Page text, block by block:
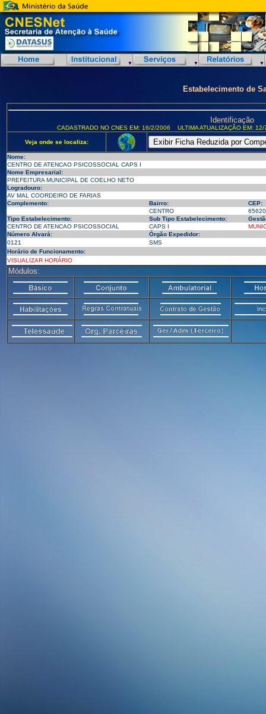
Estabelecimento de
Identificação
CADASTRADO NO CNES EM: 16/2/2006 ULTIMA ATUALIZAÇÃO EM:
Veja onde se localiza:
Nome:
CENTRO DE ATENCAO PSICOSSOCIAL CAPS I
Nome Empresarial:
PREFEITURA MUNICIPAL DE COELHO NETO
Logradouro:
AV MAL COORDEIRO DE FARIAS
Complemento:
Bairro:
CEP:
CENTRO
Tipo Estabelecimento:
Sub Tipo Estabelecimento:
CENTRO DE ATENCAO PSICOSSOCIAL
CAPS I
Número Alvará:
Órgão Expedidor:
0121
SMS
Horário de Funcionamento:
VISUALIZAR HORÁRIO
Módulos: